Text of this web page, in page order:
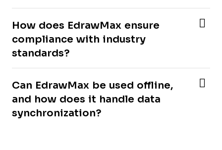
How does EdrawMax ensure
compliance with industry
standards?
Can EdrawMax be used offline,
and how does it handle data
synchronization?